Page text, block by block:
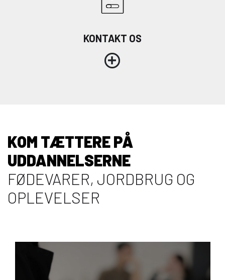
KONTAKT OS
KOM TÆTTERE PÅ
UDDANNELSERNE
FØDEVARER, JORDBRUG OG
OPLEVELSER